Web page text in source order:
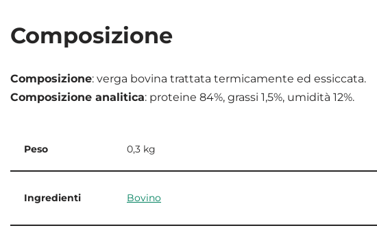
Composizione
Composizione: verga bovina trattata termicamente ed essiccata.
Composizione analitica: proteine 84%, grassi 1,5%, umidità 12%.
Peso 0,3 kg
Ingredienti Bovino